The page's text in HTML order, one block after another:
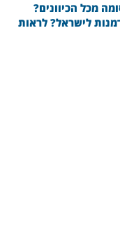
מכל הכיוונים?
לישראל? לראות